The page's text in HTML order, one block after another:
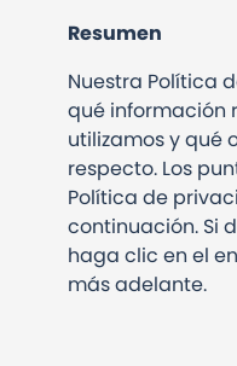
Resumen
Nuestra Política
qué información
utilizamos y qué
respecto. Los
Política de
continuación. Si
haga clic en el
más adelante.